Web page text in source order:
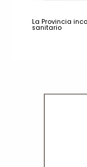
La Provincia
sanitario